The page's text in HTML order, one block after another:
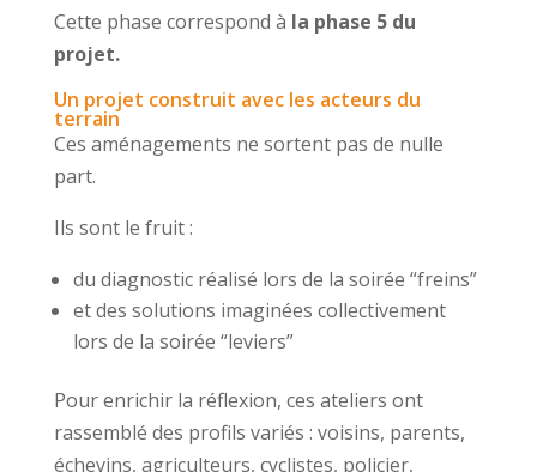
Cette phase correspond à la phase 5 du
projet.
Un projet construit avec les acteurs du
terrain
Ces aménagements ne sortent pas de nulle
part.
Ils sont le fruit :
du diagnostic réalisé lors de la soirée “freins”
et des solutions imaginées collectivement
lors de la soirée “leviers”
Pour enrichir la réflexion, ces ateliers ont
rassemblé des profils variés : voisins, parents,
échevins, agriculteurs, cyclistes, policier,